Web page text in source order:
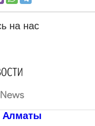
на нас
Алматы